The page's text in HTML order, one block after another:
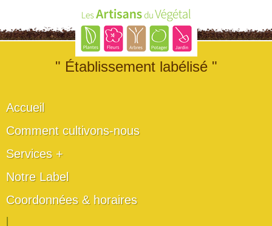
" Établissement labélisé "
Accueil
Comment cultivons-nous
Services +
Notre Label
Coordonnées & horaires